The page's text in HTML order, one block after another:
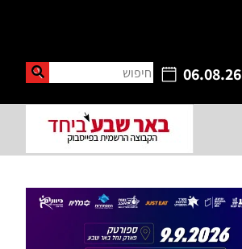
06.08.26 חיפוש